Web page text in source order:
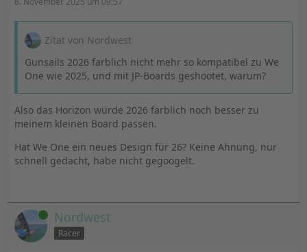
Zitat von Nordwest
Gunsails 2026 farblich nicht mehr so kompatibel zu We
One wie 2025, und mit JP-Boards geshootet, warum?
Also das Horizon würde 2026 farblich noch besser zu
meinem kleinen Board passen.
Hat We One ein neues Design für 26? Keine Ahnung, nur
schnell gedacht, habe nicht gegoogelt.
Online Nordwest
Racer